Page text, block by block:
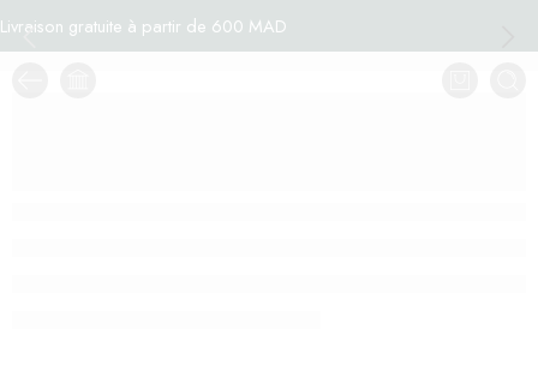
Livraison gratuite à partir de 600 MAD